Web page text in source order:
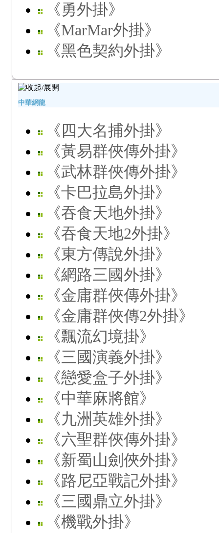
《勇外掛》
《MarMar外掛》
《黑色契約外掛》
中華網龍
《四大名捕外掛》
《黃易群俠傳外掛》
《武林群俠傳外掛》
《卡巴拉島外掛》
《吞食天地外掛》
《吞食天地2外掛》
《東方傳說外掛》
《網路三國外掛》
《金庸群俠傳外掛》
《金庸群俠傳2外掛》
《飄流幻境掛》
《三國演義外掛》
《戀愛盒子外掛》
《中華麻將館》
《九洲英雄外掛》
《六聖群俠傳外掛》
《新蜀山劍俠外掛》
《路尼亞戰記外掛》
《三國鼎立外掛》
《機戰外掛》